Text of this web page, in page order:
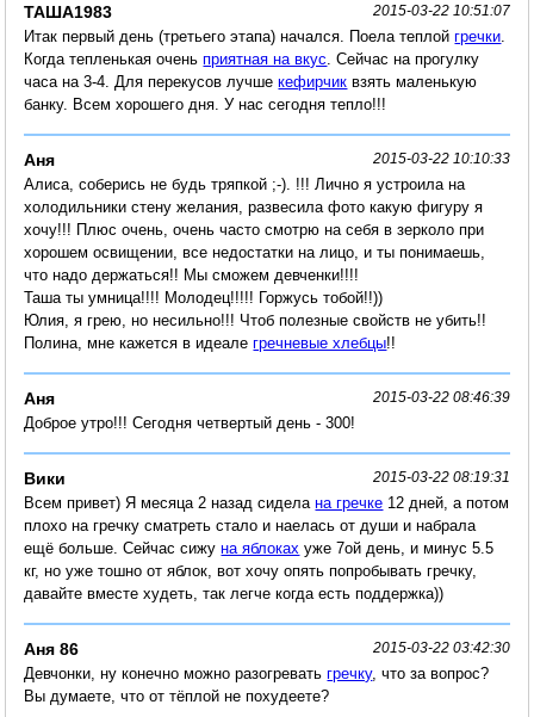
ТАША1983 2015-03-22 10:51:07
Итак первый день (третьего этапа) начался. Поела теплойгречки
Когда тепленькая оченьприятная на вкус . Сейчас на прогулку
часа на 3-4. Для перекусов лучшекефирчик взять маленькую
банку. Всем хорошего дня. У нас сегодня тепло!!!
Аня 2015-03-22 10:10:33
Алиса, соберись не будь тряпкой ;-). !!! Лично я устроила на
холодильники стену желания, развесила фото какую фигуру я
хочу!!! Плюс очень, очень часто смотрю на себя в зерколо при
хорошем освищении, все недостатки на лицо, и ты понимаешь,
что надо держаться!! Мы сможем девченки!!!!
Таша ты умница!!!! Молодец!!!!! Горжусь тобой!!))
Юлия, я грею, но несильно!!! Чтоб полезные свойств не убить!!
Полина, мне кажется в идеалегречневые хлебцы!!
Аня 2015-03-22 08:46:39
Доброе утро!!! Сегодня четвертый день - 300!
Вики 2015-03-22 08:19:31
Всем привет) Я месяца 2 назад сиделана гречке 12 дней, а потом
плохо на гречку сматреть стало и наелась от души и набрала
ещё больше. Сейчас сижуна яблоках уже 7ой день, и минус 5.5
кг, но уже тошно от яблок, вот хочу опять попробывать гречку,
давайте вместе худеть, так легче когда есть поддержка))
Аня 86 2015-03-22 03:42:30
Девчонки, ну конечно можно разогреватьгречку, что за вопрос?
Вы думаете, что от тёплой не похудеете?